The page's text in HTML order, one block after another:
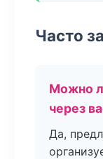
Часто
Можно
через
Да,